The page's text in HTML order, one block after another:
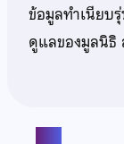
ข้อมูลทำเนียบ
ดูแลของมูลนิธิ